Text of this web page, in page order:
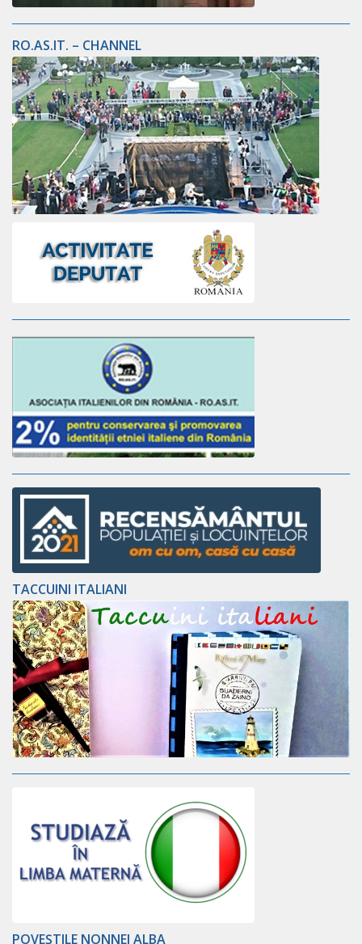
RO.AS.IT. – CHANNEL
TACCUINI ITALIANI
POVEȘTILE NONNEI ALBA